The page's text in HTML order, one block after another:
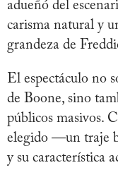
adueñó del
carisma natural y
grandeza de
El espectáculo no
de Boone, sino
públicos masivos.
elegido —un traje
y su característica